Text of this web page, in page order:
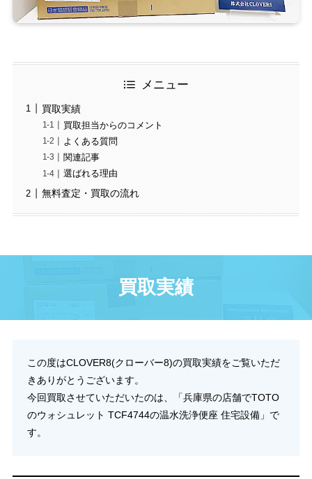
メニュー
買取実績
買取担当からのコメント
よくある質問
関連記事
選ばれる理由
無料査定・買取の流れ
買取実績
この度はCLOVER8(クローバー8)の買取実績をご覧いただ
きありがとうございます。
今回買取させていただいたのは、「兵庫県の店舗でTOTO
のウォシュレット TCF4744の温水洗浄便座 住宅設備」で
す。